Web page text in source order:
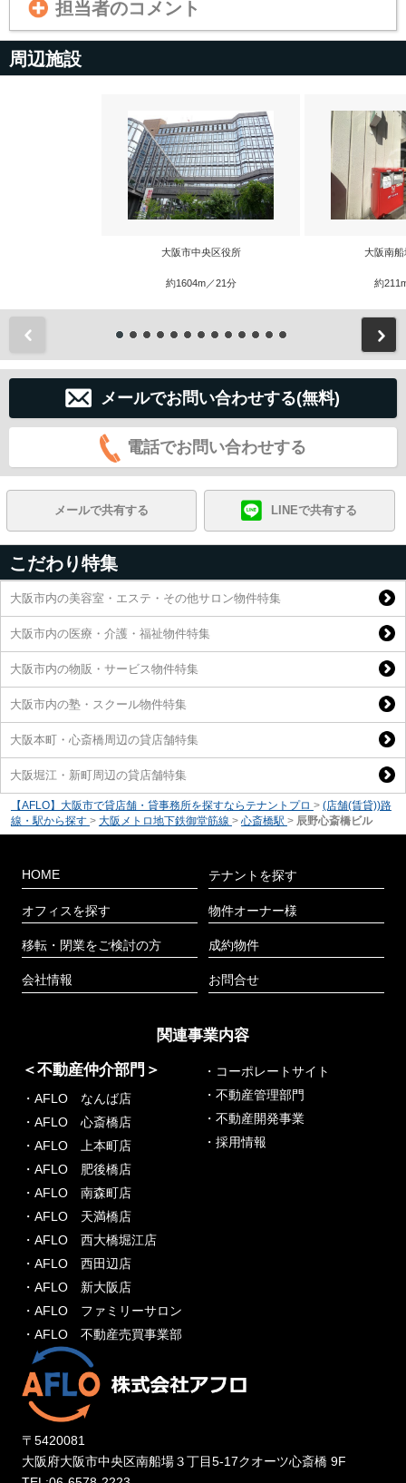
担当者のコメント
周辺施設
大阪市中央区役所
約1604m／21分
大阪南
約
メールでお問い合わせする(無料)
電話でお問い合わせする
メールで共有する LINEで共有する
こだわり特集
大阪市内の美容室・エステ・その他サロン物件特集
大阪市内の医療・介護・福祉物件特集
大阪市内の物販・サービス物件特集
大阪市内の塾・スクール物件特集
大阪本町・心斎橋周辺の貸店舗特集
大阪堀江・新町周辺の貸店舗特集
【AFLO】大阪市で貸店舗・貸事務所を探すならテナントプロ > (店舗(賃貸))路
線・駅から探す > 大阪メトロ地下鉄御堂筋線 > 心斎橋駅 > 辰野心斎橋ビル
HOME
オフィスを探す
移転・閉業をご検討の方
会社情報
テナントを探す
物件オーナー様
成約物件
お問合せ
関連事業内容
＜不動産仲介部門＞
・AFLO なんば店
・AFLO 心斎橋店
・AFLO 上本町店
・AFLO 肥後橋店
・AFLO 南森町店
・AFLO 天満橋店
・AFLO 西大橋堀江店
・AFLO 西田辺店
・AFLO 新大阪店
・AFLO ファミリーサロン
・AFLO 不動産売買事業部
・コーポレートサイト
・不動産管理部門
・不動産開発事業
・採用情報
〒5420081
大阪府大阪市中央区南船場３丁目5-17クオーツ心斎橋 9F